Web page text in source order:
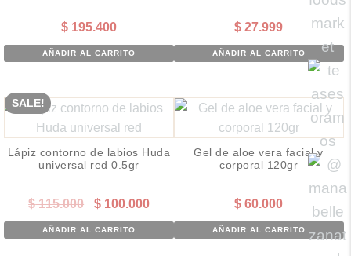
$195.400
AÑADIR AL CARRITO
$ 27.999
AÑADIR AL CARRITO
SALE!
Lápiz contorno de labios Huda
universal red 0.5gr
$115.000
El
original
$100.000El
actual
AÑADIR AL CARRITO
Gel de aloe vera facial y
corporal 120gr
$ 60.000
AÑADIR AL CARRITO